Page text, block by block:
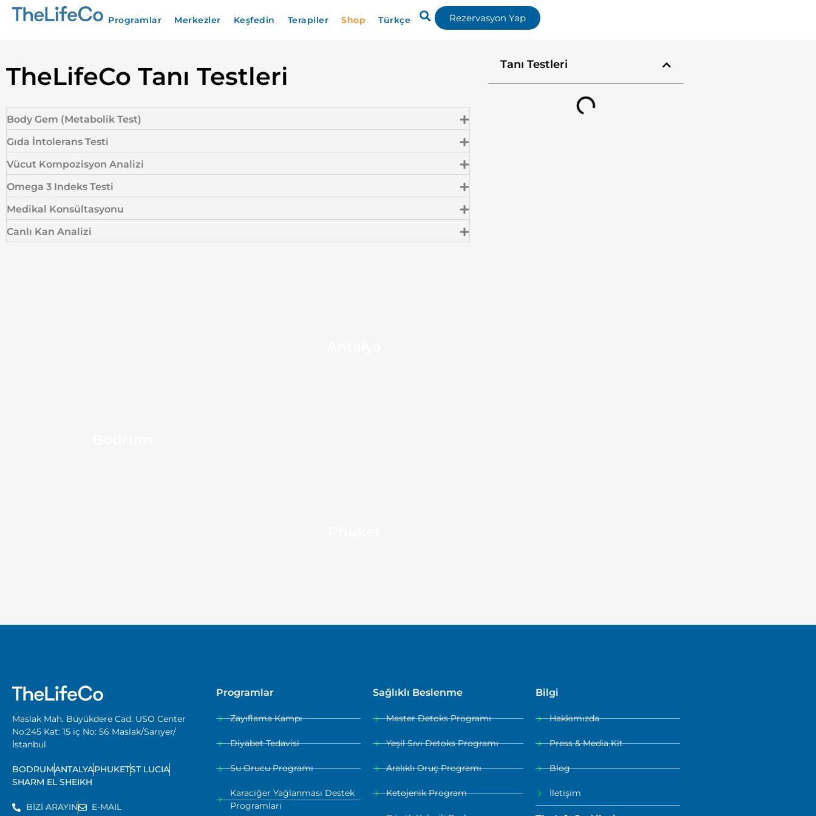
Programlar Merkezler Keşfedin Terapiler Shop Türkçe Rezervasyon Yap
TheLifeCo Tanı Testleri
Body Gem (Metabolik Test)
Gıda İntolerans Testi
Vücut Kompozisyon Analizi
Omega 3 Indeks Testi
Medikal Konsültasyonu
Canlı Kan Analizi
Tanı Testleri
Maslak Mah. Büyükdere Cad. USO Center
No:245 Kat: 15 iç No: 56 Maslak/Sarıyer/
İstanbul
BODRUMANTALYAPHUKETST LUCIA
SHARM EL SHEIKH
BİZİ ARAYIN E-MAIL
Programlar
Zayıflama Kampı
Diyabet Tedavisi
Su Orucu Programı
Karaciğer Yağlanması Destek
Programları
Sağlıklı Beslenme
Master Detoks Programı
Yeşil Sıvı Detoks Programı
Aralıklı Oruç Programı
Ketojenik Program
Bilgi
Hakkımızda
Press & Media Kit
Blog
İletişim